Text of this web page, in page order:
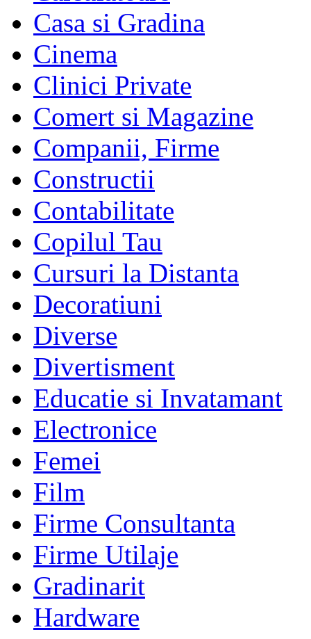
Casa si Gradina
Cinema
Clinici Private
Comert si Magazine
Companii, Firme
Constructii
Contabilitate
Copilul Tau
Cursuri la Distanta
Decoratiuni
Diverse
Divertisment
Educatie si Invatamant
Electronice
Femei
Film
Firme Consultanta
Firme Utilaje
Gradinarit
Hardware